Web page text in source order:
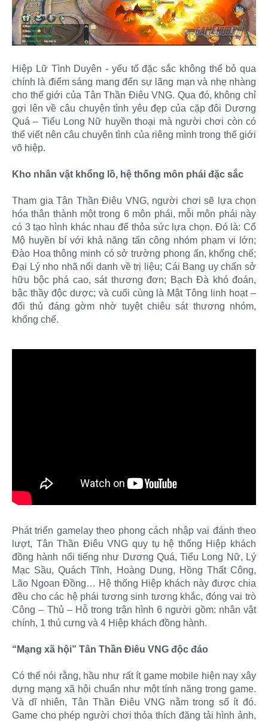
Hiệp Lữ Tình Duyên - yếu tố đặc sắc không thể bỏ qua
chính là điểm sáng mang đến sự lãng mạn và nhẹ nhàng
cho thế giới của Tân Thần Điêu VNG. Qua đó, không chỉ
gợi lên về câu chuyện tình yêu đẹp của cặp đôi Dương
Quá – Tiểu Long Nữ huyền thoại mà người chơi còn có
thể viết nên câu chuyện tình của riêng mình trong thế giới
võ hiệp.
Kho nhân vật khổng lồ, hệ thống môn phái đặc sắc
Tham gia Tân Thần Điêu VNG, người chơi sẽ lựa chọn
hóa thân thành một trong 6 môn phái, mỗi môn phái này
có 3 tạo hình khác nhau để thỏa sức lựa chọn. Đó là: Cổ
Mộ huyền bí với khả năng tấn công nhóm phạm vi lớn;
Đào Hoa thông minh có sở trường phong ấn, khống chế;
Đại Lý nho nhã nổi danh về trị liệu; Cái Bang uy chấn sở
hữu bộc phá cao, sát thương đơn; Bạch Đà khó đoán,
bậc thầy độc dược; và cuối cùng là Mật Tông linh hoạt –
đối thủ đáng gờm nhờ tuyệt chiêu sát thương nhóm,
khống chế.
Phát triển gamelay theo phong cách nhập vai đánh theo
lượt, Tân Thần Điêu VNG quy tụ hệ thống Hiệp khách
đồng hành nổi tiếng như Dương Quá, Tiểu Long Nữ, Lý
Mạc Sầu, Quách Tĩnh, Hoàng Dung, Hồng Thất Công,
Lão Ngoan Đồng… Hệ thống Hiệp khách này được chia
đều cho các hệ phái tương sinh tương khắc, đóng vai trò
Công – Thủ – Hỗ trong trận hình 6 người gồm: nhân vật
chính, 1 thú cưng và 4 Hiệp khách đồng hành.
“Mạng xã hội” Tân Thần Điêu VNG độc đáo
Có thể nói rằng, hầu như rất ít game mobile hiện nay xây
dựng mạng xã hội chuẩn như một tính năng trong game.
Và dĩ nhiên, Tân Thần Điêu VNG nằm trong số ít đó.
Game cho phép người chơi thỏa thích đăng tải hình ảnh,